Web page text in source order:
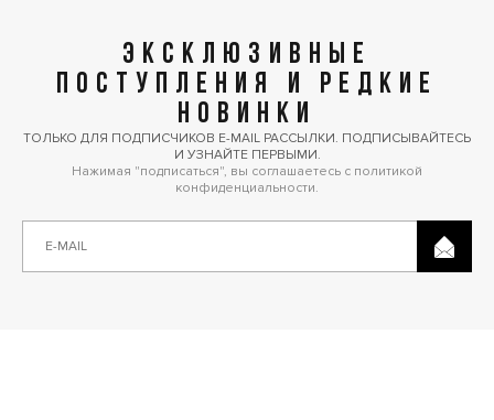
ЭКСКЛЮЗИВНЫЕ
ПОСТУПЛЕНИЯ И РЕДКИЕ
НОВИНКИ
ТОЛЬКО ДЛЯ ПОДПИСЧИКОВ E-MAIL РАССЫЛКИ. ПОДПИСЫВАЙТЕСЬ
И УЗНАЙТЕ ПЕРВЫМИ.
Нажимая "подписаться", вы соглашаетесь с политикой
конфиденциальности.